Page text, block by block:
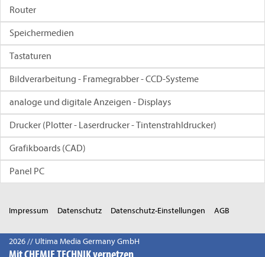
Router
Speichermedien
Tastaturen
Bildverarbeitung - Framegrabber - CCD-Systeme
analoge und digitale Anzeigen - Displays
Drucker (Plotter - Laserdrucker - Tintenstrahldrucker)
Grafikboards (CAD)
Panel PC
Impressum Datenschutz Datenschutz-Einstellungen AGB
2026 // Ultima Media Germany GmbH
Mit CHEMIE TECHNIK vernetzen